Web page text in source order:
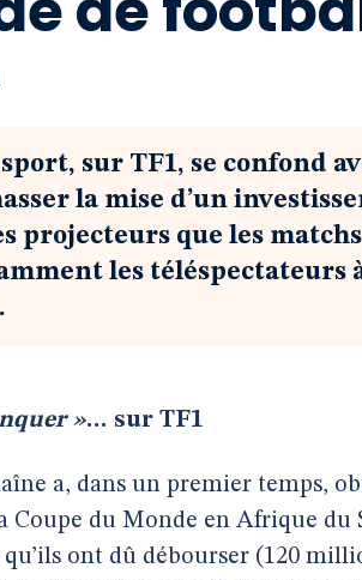
sur TF1, se confond
la mise d’un
projecteurs que les
les téléspectateurs
»… sur TF1
a, dans un premier temps,
Coupe du Monde en Afrique du
ont dû débourser (120